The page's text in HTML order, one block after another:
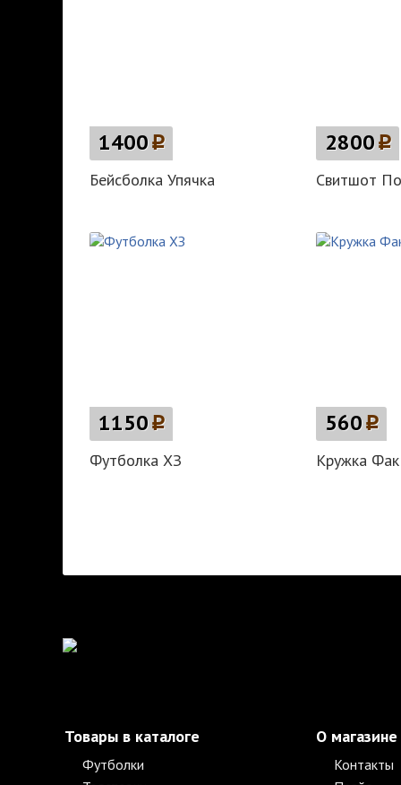
1400p
Бейсболка Упячка
2800p
Свитшот
1150p
Футболка ХЗ
560p
Кружка
Товары в каталоге
Футболки
О магазине
Контакты